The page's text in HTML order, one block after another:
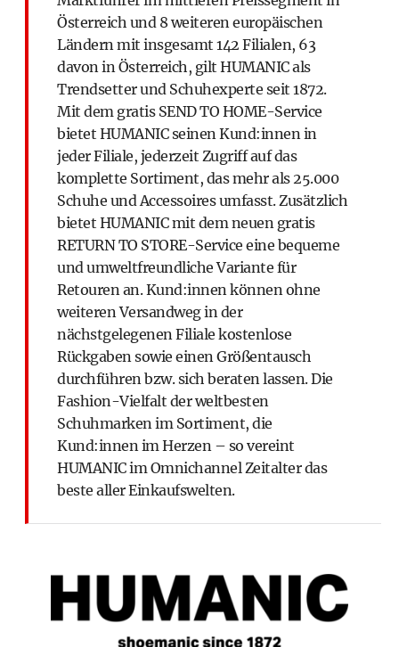
Österreich und 8 weiteren europäischen
Ländern mit insgesamt 142 Filialen, 63
davon in Österreich, gilt HUMANIC als
Trendsetter und Schuhexperte seit 1872.
Mit dem gratis SEND TO HOME-Service
bietet HUMANIC seinen Kund:innen in
jeder Filiale, jederzeit Zugriff auf das
komplette Sortiment, das mehr als 25.000
Schuhe und Accessoires umfasst. Zusätzlich
bietet HUMANIC mit dem neuen gratis
RETURN TO STORE-Service eine bequeme
und umweltfreundliche Variante für
Retouren an. Kund:innen können ohne
weiteren Versandweg in der
nächstgelegenen Filiale kostenlose
Rückgaben sowie einen Größentausch
durchführen bzw. sich beraten lassen. Die
Fashion-Vielfalt der weltbesten
Schuhmarken im Sortiment, die
Kund:innen im Herzen – so vereint
HUMANIC im Omnichannel Zeitalter das
beste aller Einkaufswelten.